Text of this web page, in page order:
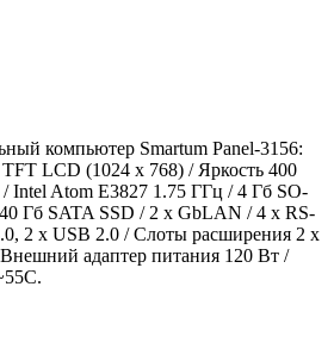
компьютер Smartum Panel-3156:
LCD (1024 x 768) / Яркость 400
Intel Atom E3827 1.75 ГГц / 4 Гб SO-
Гб SATA SSD / 2 x GbLAN / 4 x RS-
2 x USB 2.0 / Слоты расширения 2 x
адаптер питания 120 Вт /